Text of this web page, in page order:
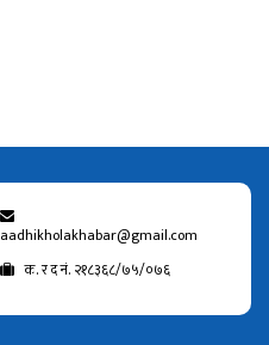
aadhikholakhabar@gmail.com
क. र द नं. २१८३६८/७५/०७६